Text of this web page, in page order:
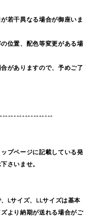
若干異なる場合が御座いま
位置、配色等変更がある場
がありますので、予めご了
プページに記載している発
さいませ。
Lサイズ、LLサイズは基本
より納期が送れる場合がご